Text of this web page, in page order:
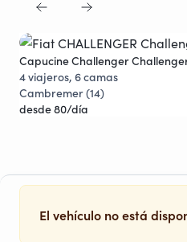
Descuentos
Capucine Challenger
4 viajeros, 6 camas
Cambremer (14)
desde 80/día
El vehículo no está